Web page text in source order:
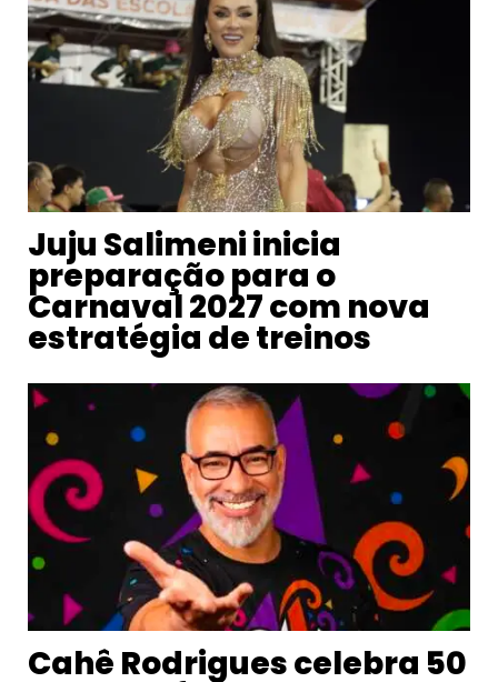
Juju Salimeni inicia
preparação para o
Carnaval 2027 com nova
estratégia de treinos
Cahê Rodrigues celebra 50